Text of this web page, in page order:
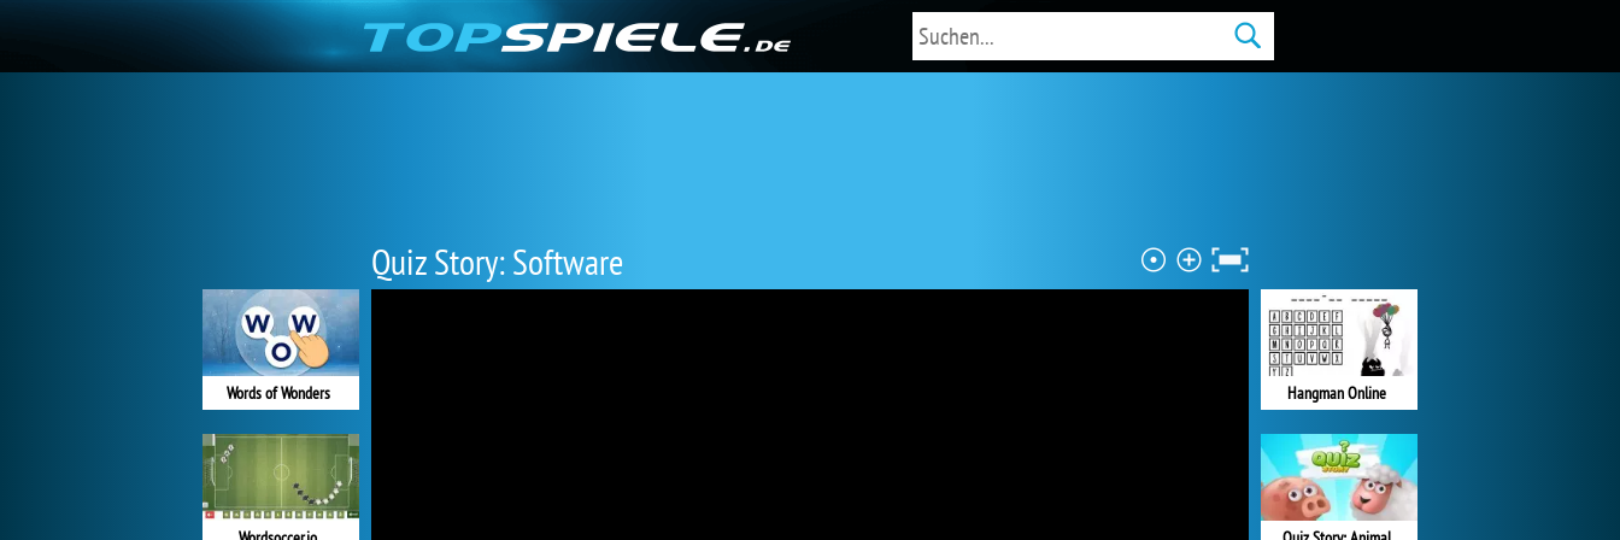
Quiz Story: Software
Words of Wonders Hangman Online